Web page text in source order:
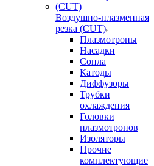
Воздушно-плазменная
резка (CUT)
Плазмотроны
Насадки
Сопла
Катоды
Диффузоры
Трубки
охлаждения
Головки
плазмотронов
Изоляторы
Прочие
комплектующие